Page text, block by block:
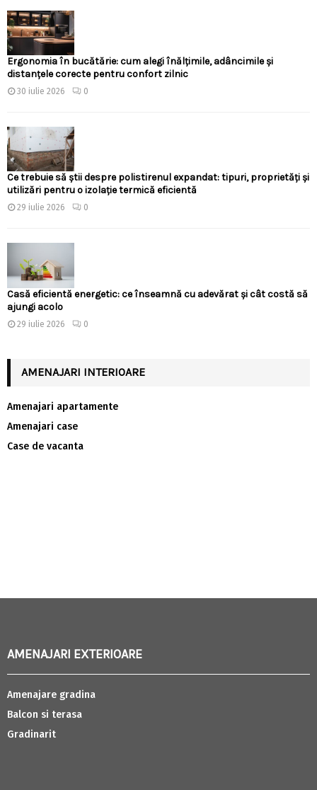
Ergonomia în bucătărie: cum alegi înălțimile, adâncimile și
distanțele corecte pentru confort zilnic
30 iulie 2026 0
Ce trebuie să știi despre polistirenul expandat: tipuri, proprietăți și
utilizări pentru o izolație termică eficientă
29 iulie 2026 0
Casă eficientă energetic: ce înseamnă cu adevărat și cât costă să
ajungi acolo
29 iulie 2026 0
AMENAJARI INTERIOARE
Amenajari apartamente
Amenajari case
Case de vacanta
AMENAJARI EXTERIOARE
Amenajare gradina
Balcon si terasa
Gradinarit